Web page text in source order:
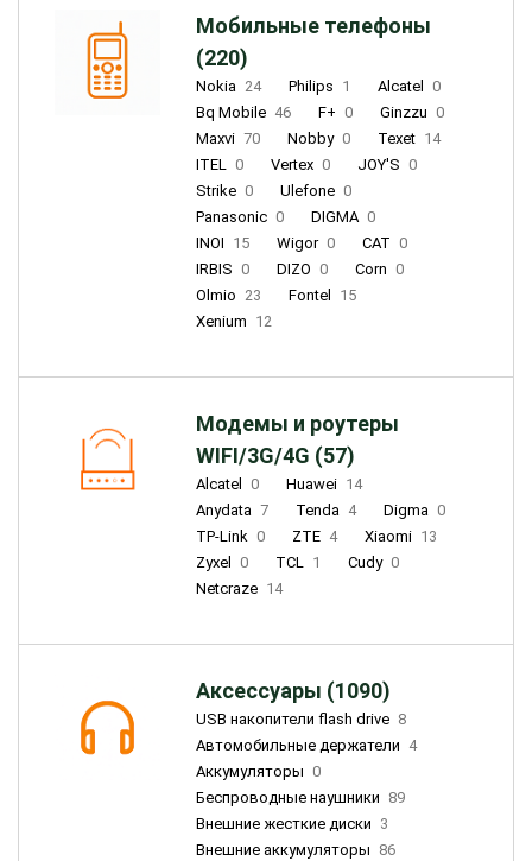
Мобильные телефоны
(220)
Nokia 24 Philips 1 Alcatel
0
Bq Mobile 46 F+ 0 Ginzzu 0
Maxvi 70 Nobby 0 Texet 14
ITEL 0 Vertex 0 JOY'S 0
Strike 0 Ulefone 0
Panasonic 0 DIGMA 0
INOI 15 Wigor 0 CAT 0
IRBIS 0 DIZO 0 Corn 0
Olmio 23 Fontel
15
Xenium 12
Модемы и роутеры
WIFI/3G/4G (57)
Alcatel 0 Huawei 14
Anydata 7 Tenda 4 Digma 0
TP-Link 0 ZTE 4 Xiaomi 13
Zyxel
0 TCL 1 Cudy 0
Netcraze 14
Аксессуары (1090)
USB накопители flash drive 8
Автомобильные держатели 4
Аккумуляторы 0
Беспроводные наушники 89
Внешние жесткие диски 3
Внешние аккумуляторы 86